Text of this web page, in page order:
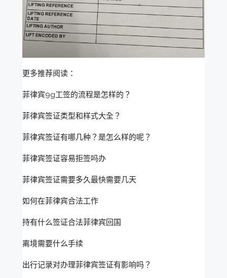
更多推荐阅读：
菲律宾9g工签的流程是怎样的？
菲律宾签证类型和样式大全？
菲律宾签证有哪几种？是怎么样的呢？
菲律宾签证容易拒签吗办
菲律宾签证需要多久最快需要几天
如何在菲律宾合法工作
持有什么签证合法菲律宾回国
离境需要什么手续
出行记录对办理菲律宾签证有影响吗？